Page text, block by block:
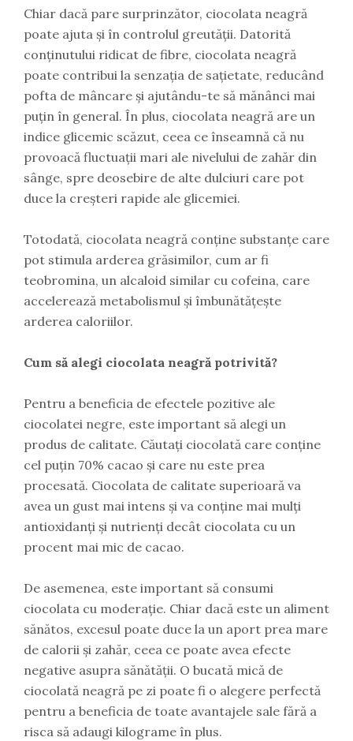
Chiar dacă pare surprinzător, ciocolata neagră
poate ajuta și în controlul greutății. Datorită
conținutului ridicat de fibre, ciocolata neagră
poate contribui la senzația de sațietate, reducând
pofta de mâncare și ajutându-te să mănânci mai
puțin în general. În plus, ciocolata neagră are un
indice glicemic scăzut, ceea ce înseamnă că nu
provoacă fluctuații mari ale nivelului de zahăr din
sânge, spre deosebire de alte dulciuri care pot
duce la creșteri rapide ale glicemiei.
Totodată, ciocolata neagră conține substanțe care
pot stimula arderea grăsimilor, cum ar fi
teobromina, un alcaloid similar cu cofeina, care
accelerează metabolismul și îmbunătățește
arderea caloriilor.
Cum să alegi ciocolata neagră potrivită?
Pentru a beneficia de efectele pozitive ale
ciocolatei negre, este important să alegi un
produs de calitate. Căutați ciocolată care conține
cel puțin 70% cacao și care nu este prea
procesată. Ciocolata de calitate superioară va
avea un gust mai intens și va conține mai mulți
antioxidanți și nutrienți decât ciocolata cu un
procent mai mic de cacao.
De asemenea, este important să consumi
ciocolata cu moderație. Chiar dacă este un aliment
sănătos, excesul poate duce la un aport prea mare
de calorii și zahăr, ceea ce poate avea efecte
negative asupra sănătății. O bucată mică de
ciocolată neagră pe zi poate fi o alegere perfectă
pentru a beneficia de toate avantajele sale fără a
risca să adaugi kilograme în plus.